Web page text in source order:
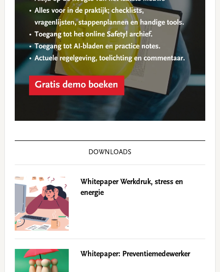
DOWNLOADS
Whitepaper Werkdruk, stress en
energie
Whitepaper: Preventiemedewerker